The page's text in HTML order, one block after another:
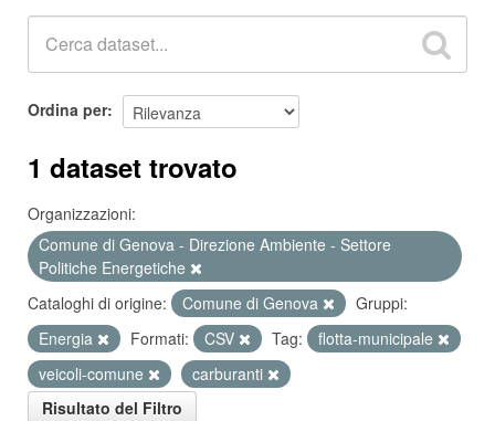
Ordina per
1 dataset trovato
Organizzazioni:
Comune di Genova - Direzione Ambiente - Settore
Politiche Energetiche
Cataloghi di origine:
Comune di Genova
Gruppi:
Energia
Formati: CSV Tag:
flotta-municipale
veicoli-comune
carburanti
Risultato del Filtro